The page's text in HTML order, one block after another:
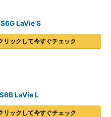
LaVie S
リックして今すぐチェック
LaVie L
リックして今すぐチェック